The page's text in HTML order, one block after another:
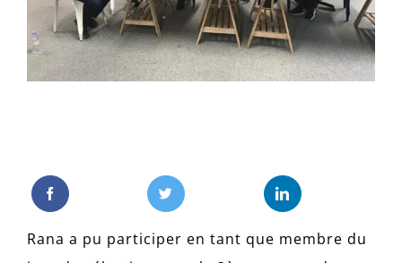
Rana a pu participer en tant que membre du